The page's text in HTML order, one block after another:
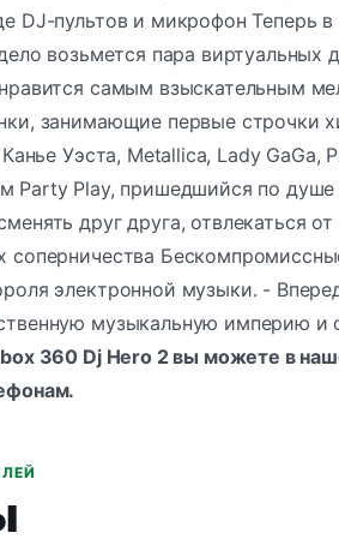
DJ-пультов и микрофон Теперь
дело возьмется пара
самым взыскательным
занимающие первые строчки
Уэста, Metallica, Lady
Party Play, пришедшийся по
друг друга, отвлекаться
электронной музыки. -
музыкальную империю и
360 Dj Hero 2 вы можете в
.